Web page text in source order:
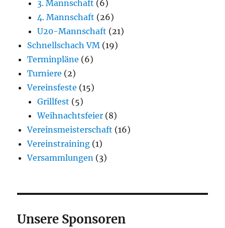
3. Mannschaft (6)
4. Mannschaft (26)
U20-Mannschaft (21)
Schnellschach VM (19)
Terminpläne (6)
Turniere (2)
Vereinsfeste (15)
Grillfest (5)
Weihnachtsfeier (8)
Vereinsmeisterschaft (16)
Vereinstraining (1)
Versammlungen (3)
Unsere Sponsoren